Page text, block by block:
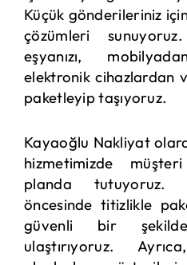
Küçük gönderileriniz
çözümleri
eşyanızı,
elektronik cihazlardan
paketleyip taşıyoruz.
Kayaoğlu Nakliyat
hizmetimizde
planda tutuyoruz.
öncesinde titizlikle
güvenli bir
ulaştırıyoruz.